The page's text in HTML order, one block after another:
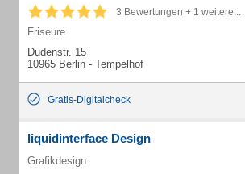
3 Bewertungen + 1 weitere...
Friseure
Dudenstr. 15
10965 Berlin - Tempelhof
Gratis-Digitalcheck
liquidinterface Design
Grafikdesign